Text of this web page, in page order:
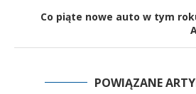
Co piąte nowe auto w tym
POWIĄZANE